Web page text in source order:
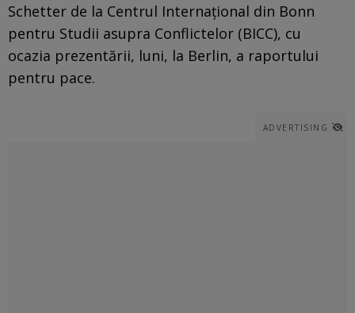
Schetter de la Centrul Internațional din Bonn
pentru Studii asupra Conflictelor (BICC), cu
ocazia prezentării, luni, la Berlin, a raportului
pentru pace.
ADVERTISING